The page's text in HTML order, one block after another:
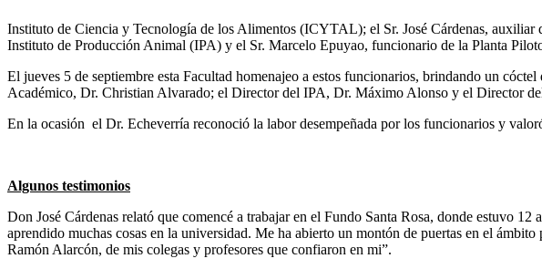
Instituto de Ciencia y Tecnología de los Alimentos (ICYTAL); el Sr. José Cárdenas,
Instituto de Producción Animal (IPA) y el Sr. Marcelo Epuyao, funcionario de la Planta
El jueves 5 de septiembre esta Facultad homenajeo a estos funcionarios, brindando un
Académico, Dr. Christian Alvarado; el Director del IPA, Dr. Máximo Alonso y el Director
En la ocasión el Dr. Echeverría reconoció la labor desempeñada por los funcionarios y
Algunos testimonios
Don José Cárdenas relató que comencé a trabajar en el Fundo Santa Rosa, donde estuvo
aprendido muchas cosas en la universidad. Me ha abierto un montón de puertas en el
Ramón Alarcón, de mis colegas y profesores que confiaron en mi”.